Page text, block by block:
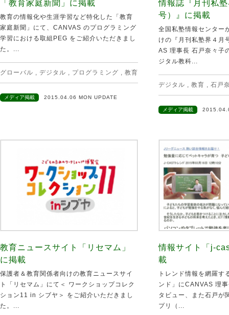
「教育家庭新聞」に掲載
教育の情報化や生涯学習など特化した「教育
家庭新聞」にて、CANVAS のプログラミング
学習における取組PEG をご紹介いただきまし
た。...
グローバル , デジタル , プログラミング , 教育
メディア掲載 2015.04.06 MON UPDATE
情報誌『月刊私
号）』に掲載
全国私塾情報センター
けの『月刊私塾界４月
AS 理事長 石戸奈々子
ジタル教科...
デジタル , 教育 , 石戸
メディア掲載
教育ニュースサイト「リセマム」
に掲載
保護者＆教育関係者向けの教育ニュースサイ
ト「リセマム」にて＜ ワークショップコレク
ション11 in シブヤ＞ をご紹介いただきまし
た。...
情報サイト「j-
載
トレンド情報を網羅
ンド」にCANVAS 理
タビュー、また石戸が
プリ（...